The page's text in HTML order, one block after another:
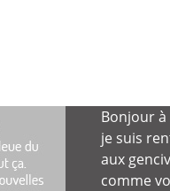
Bonjour
je suis
aux
comme